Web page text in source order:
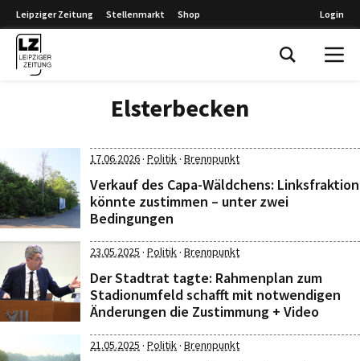
Leipziger Zeitung Stellenmarkt Shop Login
Elsterbecken
17.06.2026· Politik· Brennpunkt
Verkauf des Capa-Wäldchens: Linksfraktion
könnte zustimmen – unter zwei
Bedingungen
23.05.2025 · Politik· Brennpunkt
Der Stadtrat tagte: Rahmenplan zum
Stadionumfeld schafft mit notwendigen
Änderungen die Zustimmung + Video
21.05.2025 · Politik· Brennpunkt